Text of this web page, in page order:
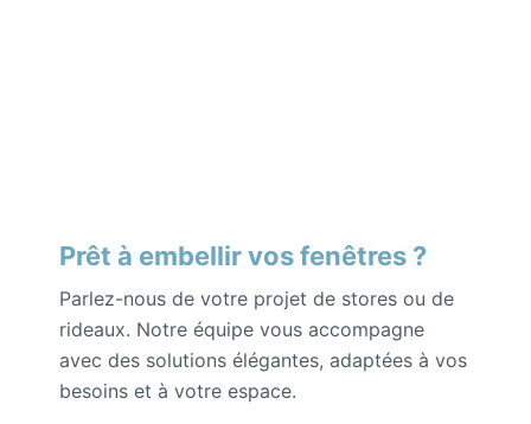
Prêt à embellir vos fenêtres ?
Parlez-nous de votre projet de stores ou de
rideaux. Notre équipe vous accompagne
avec des solutions élégantes, adaptées à vos
besoins et à votre espace.